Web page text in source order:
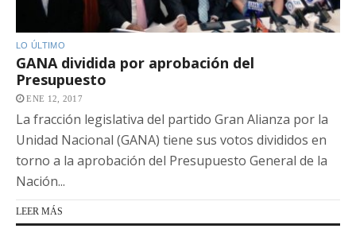
LO ÚLTIMO
GANA dividida por aprobación del
Presupuesto
ENE 12, 2017
La fracción legislativa del partido Gran Alianza por la
Unidad Nacional (GANA) tiene sus votos divididos en
torno a la aprobación del Presupuesto General de la
Nación...
LEER MÁS